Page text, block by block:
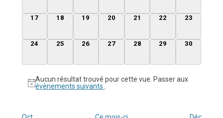
017
018
019
0
20
0
21
0
22
0
23
0
24
0
25
0
26
0
27
0
28
0
29
0
30
Aucun résultat trouvé pour cette vue. Passer aux
évènements suivants .